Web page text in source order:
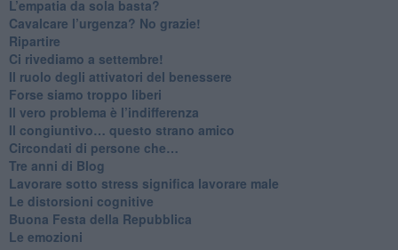
​L’empatia da sola basta?
​Cavalcare l’urgenza? No grazie!
Ripartire
​Ci rivediamo a settembre!
​Il ruolo degli attivatori del benessere
​Forse siamo troppo liberi
​Il vero problema è l’indifferenza
​Il congiuntivo… questo strano amico
​Circondati di persone che…
​Tre anni di Blog
​Lavorare sotto stress significa lavorare male
​Le distorsioni cognitive
​Buona Festa della Repubblica
Le emozioni